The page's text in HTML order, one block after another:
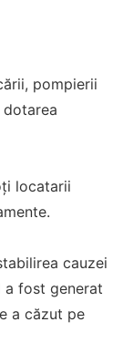
pompierii
locatarii
cauzei
a fost generat
a căzut pe